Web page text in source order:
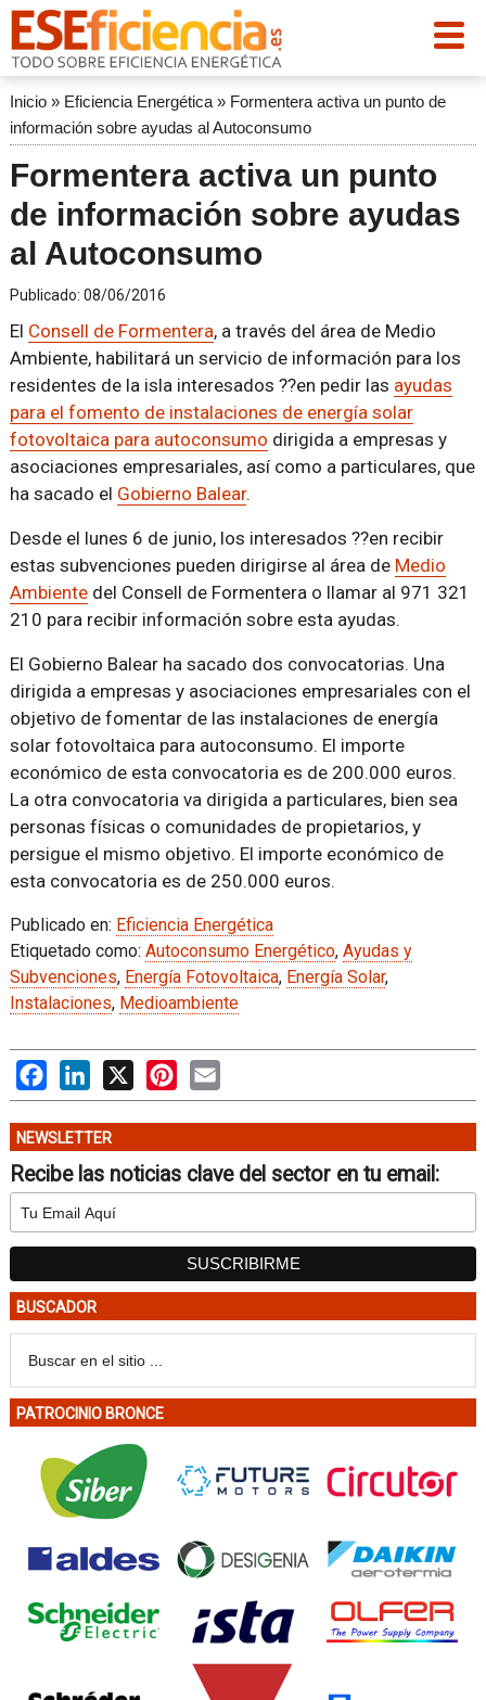
Inicio» Eficiencia Energética» Formentera activa un punto de
información sobre ayudas al Autoconsumo
Formentera activa un punto
de información sobre ayudas
al Autoconsumo
Publicado: 08/06/2016
El Consell de Formentera, a través del área de Medio
Ambiente, habilitará un servicio de información para los
residentes de la isla interesados ??en pedir las ayudas
para el fomento de instalaciones de energía solar
fotovoltaica para autoconsumo dirigida a empresas y
asociaciones empresariales, así como a particulares, que
ha sacado el Gobierno Balear.
Desde el lunes 6 de junio, los interesados ??en recibir
estas subvenciones pueden dirigirse al área de Medio
Ambientedel Consell de Formentera o llamar al 971 321
210 para recibir información sobre esta ayudas.
El Gobierno Balear ha sacado dos convocatorias. Una
dirigida a empresas y asociaciones empresariales con el
objetivo de fomentar de las instalaciones de energía
solar fotovoltaica para autoconsumo. El importe
económico de esta convocatoria es de 200.000 euros.
La otra convocatoria va dirigida a particulares, bien sea
personas físicas o comunidades de propietarios, y
persigue el mismo objetivo. El importe económico de
esta convocatoria es de 250.000 euros.
Publicado en: Eficiencia Energética
Etiquetado como: Autoconsumo Energético, Ayudas y
Subvenciones, Energía Fotovoltaica, Energía Solar,
Instalaciones, Medioambiente
FacebookLinkedIn
X PinterestEmail
NEWSLETTER
Recibe las noticias clave del sector en tu email:
BUSCADOR
PATROCINIO BRONCE